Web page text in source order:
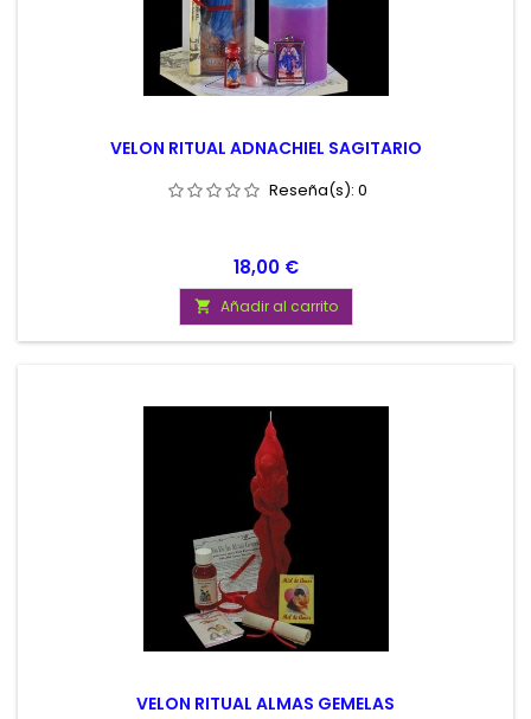
VELON RITUAL ADNACHIEL SAGITARIO
Reseña(s): 0
Precio
18,00 €
 Añadir al carrito
VELON RITUAL ALMAS GEMELAS